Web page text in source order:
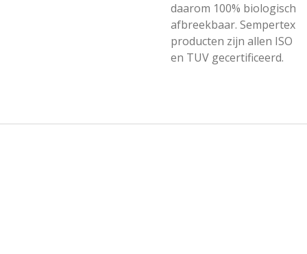
daarom 100% biologisch
afbreekbaar. Sempertex
producten zijn allen ISO
en TUV gecertificeerd.